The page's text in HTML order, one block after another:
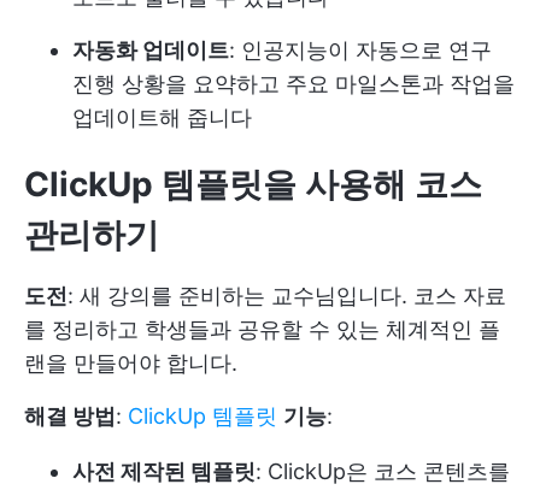
자동화 업데이트: 인공지능이 자동으로 연구
진행 상황을 요약하고 주요 마일스톤과 작업을
업데이트해 줍니다
ClickUp 템플릿을 사용해 코스
관리하기
도전: 새 강의를 준비하는 교수님입니다. 코스 자료
를 정리하고 학생들과 공유할 수 있는 체계적인 플
랜을 만들어야 합니다.
해결 방법: ClickUp 템플릿 기능:
사전 제작된 템플릿: ClickUp은 코스 콘텐츠를